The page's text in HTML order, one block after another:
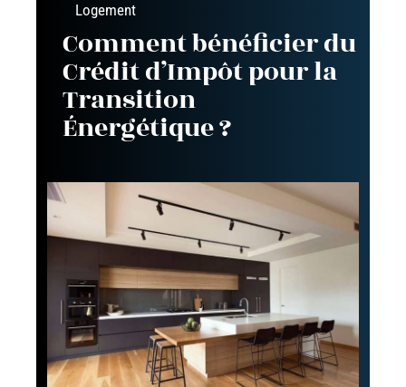
Logement
Comment bénéficier du
Crédit d’Impôt pour la
Transition
Énergétique ?